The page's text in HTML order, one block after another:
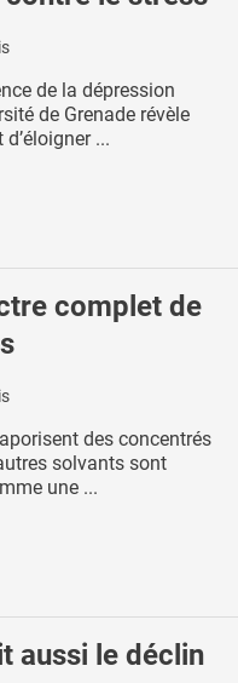
de la dépression
de Grenade révèle
...
complet de
des concentrés
solvants sont
une ...
aussi le déclin